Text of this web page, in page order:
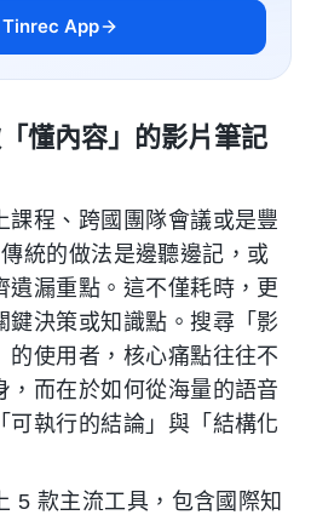
Tinrec App
懂內容」的影片筆記
課程、跨國團隊會議或是豐
統的做法是邊聽邊記，或
遺漏重點。這不僅耗時，更
鍵決策或知識點。搜尋「影
的使用者，核心痛點往往不
，而在於如何從海量的語音
可執行的結論」與「結構化
5 款主流工具，包含國際知